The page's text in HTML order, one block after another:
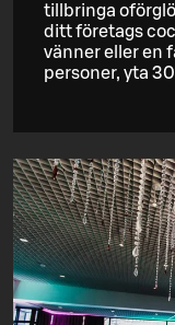
tillbringa
ditt företags
vänner eller en
personer, yta